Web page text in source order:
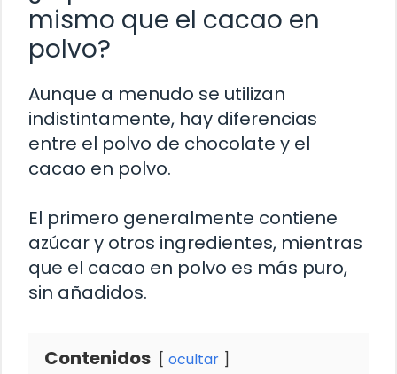
mismo que el cacao en
polvo?
Aunque a menudo se utilizan
indistintamente, hay diferencias
entre el polvo de chocolate y el
cacao en polvo.
El primero generalmente contiene
azúcar y otros ingredientes, mientras
que el cacao en polvo es más puro,
sin añadidos.
Contenidos ocultar